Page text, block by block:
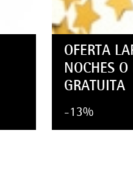
OFERTA
NOCHES
GRATUITA
-13%